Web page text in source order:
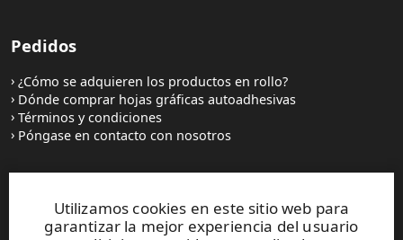
Utilizamos cookies en este sitio web para
garantizar la mejor experiencia del usuario
Pedidos
¿Cómo se adquieren los productos en rollo?
Dónde comprar hojas gráficas autoadhesivas
Términos y condiciones
Póngase en contacto con nosotros
UPM Raflatac Graphics Solutions